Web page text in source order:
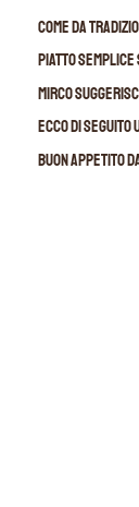
Come da
Piatto semplice
Mirco
Ecco di
Buon appetito